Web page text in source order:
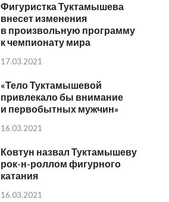
Фигуристка Туктамышева
внесет изменения
в произвольную программу
к чемпионату мира
17.03.2021
«Тело Туктамышевой
привлекало бы внимание
и первобытных мужчин»
16.03.2021
Ковтун назвал Туктамышеву
рок-н-роллом фигурного
катания
16.03.2021